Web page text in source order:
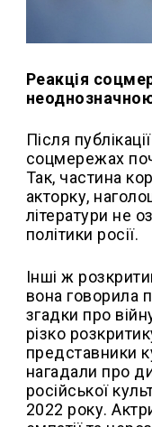
Реакція
Після
соцмережах
Так, частина
акторку,
літератури не
політики росії.
Інші ж
вона говорила
згадки про
різко
представники
нагадали про
російської
2022 року.